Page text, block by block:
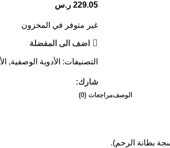
229.05 ر.س
غير متوفر في المخزون
اضف الى المفضلة
التصنيفات: الأدوية الوصفية,
شارك:
الوصفمراجعات (0)
بطانة الرحم).